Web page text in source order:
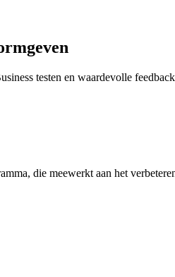
testen en waardevolle
die meewerkt aan het